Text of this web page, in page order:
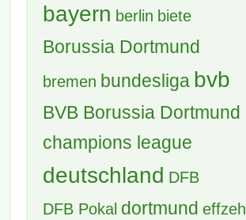
bayern berlin biete
Borussia Dortmund
bremen bundesliga bvb
BVB Borussia Dortmund
champions league
deutschland DFB
DFB Pokal dortmund effzeh